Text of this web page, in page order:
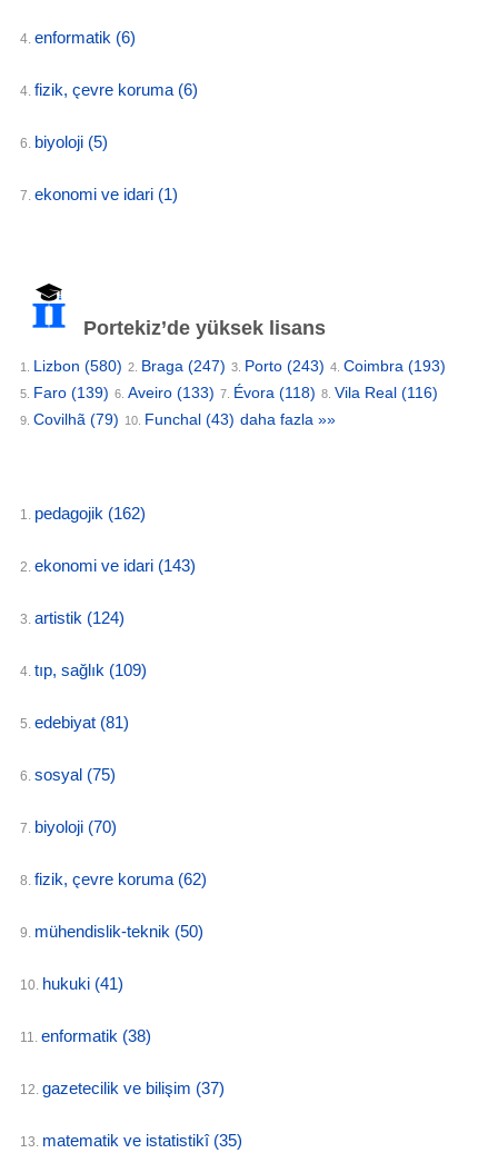
4. enformatik (6)
4. fizik, çevre koruma (6)
6. biyoloji (5)
7. ekonomi ve idari (1)
Portekiz’de yüksek lisans
1. Lizbon (580) 2. Braga (247) 3. Porto (243) 4. Coimbra (193)
5. Faro (139) 6. Aveiro (133) 7. Évora (118) 8. Vila Real (116)
9. Covilhã (79) 10. Funchal (43) daha fazla »»
1. pedagojik (162)
2. ekonomi ve idari (143)
3. artistik (124)
4. tıp, sağlık (109)
5. edebiyat (81)
6. sosyal (75)
7. biyoloji (70)
8. fizik, çevre koruma (62)
9. mühendislik-teknik (50)
10. hukuki (41)
11. enformatik (38)
12. gazetecilik ve bilişim (37)
13. matematik ve istatistikî (35)